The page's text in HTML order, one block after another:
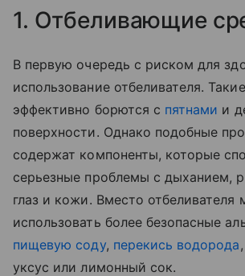
1. Отбеливающие
В первую очередь с риском для
использование отбеливателя.
эффективно борются с пятнами и
поверхности. Однако подобные
содержат компоненты, которые
серьезные проблемы с дыханием,
глаз и кожи. Вместо отбеливателя
использовать более безопасные
пищевую соду, перекись водорода
уксус или лимонный сок.